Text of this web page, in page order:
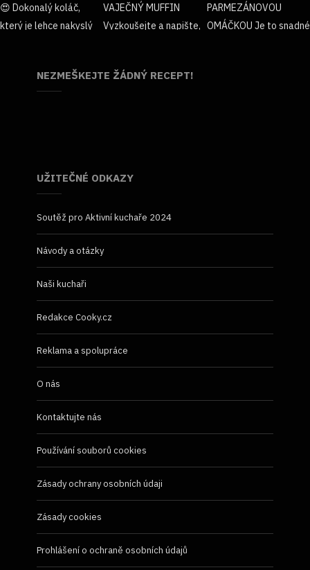
NEZMEŠKEJTE ŽÁDNÝ RECEPT!
UŽITEČNÉ ODKAZY
Soutěž pro Aktivní kuchaře 2024
Návody a otázky
Naši kuchaři
Redakce Cooky.cz
Reklama a spolupráce
O nás
Kontaktujte nás
Používání souborů cookies
Zásady ochrany osobních údaji
Zásady cookies
Prohlášení o ochraně osobních údajů